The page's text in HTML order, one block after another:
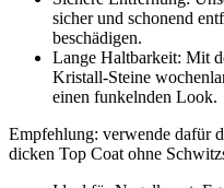
sicher und schonend
beschädigen.
Lange Haltbarkeit: Mit
Kristall-Steine
einen funkelnden Look.
Empfehlung: verwende dafür
dicken Top Coat ohne